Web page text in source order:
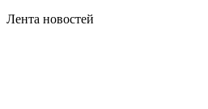
Лента новостей